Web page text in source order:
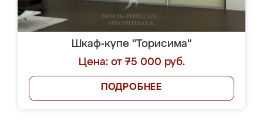
Шкаф-купе "Торисима"
Цена: от 75 000 руб.
ПОДРОБНЕЕ